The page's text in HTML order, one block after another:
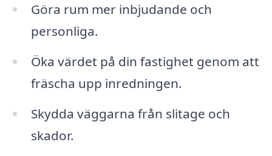
Göra rum mer inbjudande och
personliga.
Öka värdet på din fastighet genom att
fräscha upp inredningen.
Skydda väggarna från slitage och
skador.